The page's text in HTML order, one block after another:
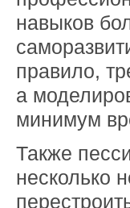
навыков
правило,
а
минимум
Также
несколько